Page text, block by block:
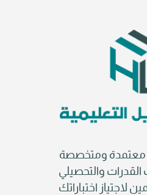
ومتخصصة
والتحصيلي
لاجتياز اختباراتك